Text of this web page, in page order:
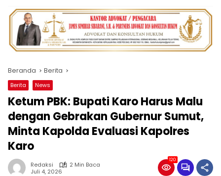
Beranda Berita
Berita News
Ketum PBK: Bupati Karo Harus Malu
dengan Gebrakan Gubernur Sumut,
Minta Kapolda Evaluasi Kapolres
Karo
Redaksi
2 Min Baca
Juli 4, 2026
120